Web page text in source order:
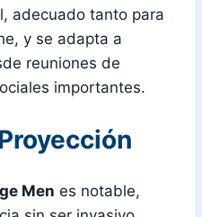
adecuado tanto para
y se adapta a
reuniones de
importantes.
Men es notable,